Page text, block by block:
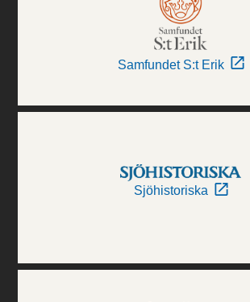
Samfundet S:t Erik
Sjöhistoriska